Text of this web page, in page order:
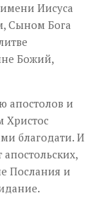
Иисуса
Сыном Бога
Божий,
апостолов и
Христос
благодати. И
апостольских,
Послания и